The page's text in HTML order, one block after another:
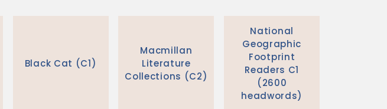
Black Cat (C1)
Macmillan
Literature
Collections (C2)
National
Geographic
Footprint
Readers C1
(2600
headwords)